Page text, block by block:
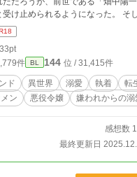
るようになった。 そして王都にいることすら
、悪役令嬢の兄であるリュシア
もしなくていいのです」 リュ
たが、前世日本人の血が働かざ
んなで仕事を見つけ出したフィリ
んリュシアンも驚く。 心を入れ
ンの態度も変わってきて……？ これは秘密を抱
たら逆に吹っ切れた元王子のお話
ましたら、ブクマ♡感想、そして
R18
件 BL 144 位 / 31,415件
ド 異世界 溺愛 執着
転
ン
悪役令嬢 嫌われからの溺
感想数
最終更新日